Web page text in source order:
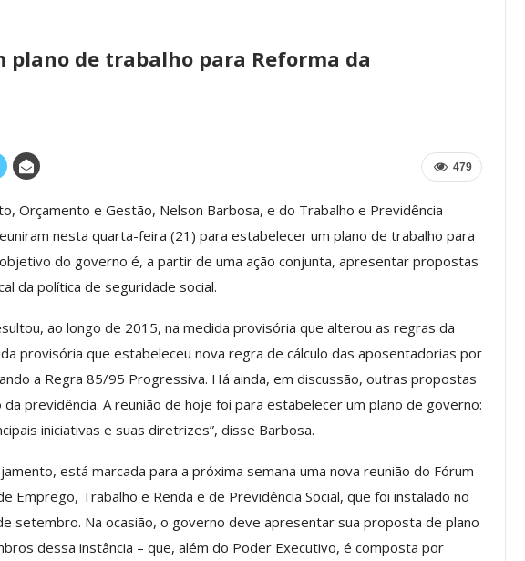
plano de trabalho para Reforma da
479
Orçamento e Gestão, Nelson Barbosa, e do Trabalho e Previdência
nesta quarta-feira (21) para estabelecer um plano de trabalho para
do governo é, a partir de uma ação conjunta, apresentar propostas
da política de seguridade social.
ao longo de 2015, na medida provisória que alterou as regras da
provisória que estabeleceu nova regra de cálculo das aposentadorias por
a Regra 85/95 Progressiva. Há ainda, em discussão, outras propostas
previdência. A reunião de hoje foi para estabelecer um plano de governo:
iniciativas e suas diretrizes”, disse Barbosa.
está marcada para a próxima semana uma nova reunião do Fórum
Emprego, Trabalho e Renda e de Previdência Social, que foi instalado no
setembro. Na ocasião, o governo deve apresentar sua proposta de plano
dessa instância – que, além do Poder Executivo, é composta por
Promove Palestra
Criar Múltiplas Fontes
Comunicacao 30 jun, 2026
IMPRENSA
ASSECOR Promove Oficina De
Comunicacao 7 ago, 2026
IMPRENSA